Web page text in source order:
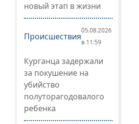
новый этап в жизни
Происшествия
05.08.2026
в 11:59
Курганца задержали
за покушение на
убийство
полуторагодовалого
ребенка